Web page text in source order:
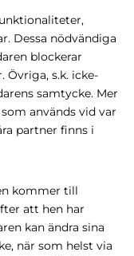
Dessa nödvändiga
blockerar
Övriga, s.k. icke-
samtycke. Mer
används vid var
partner finns i
kommer till
att hen har
kan ändra sina
när som helst via